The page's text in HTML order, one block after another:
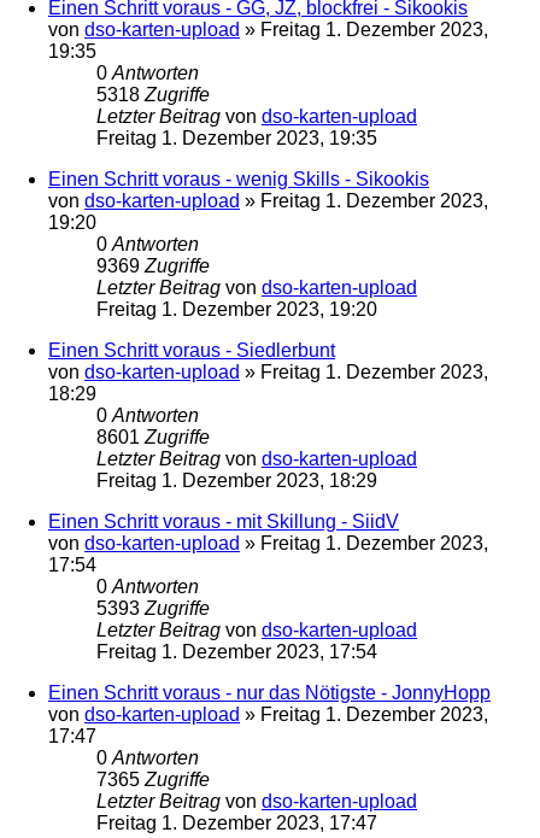
Einen Schritt voraus - GG, JZ, blockfrei - Sikookis
von dso-karten-upload » Freitag 1. Dezember 2023,
19:35
0Antworten
5318Zugriffe
Letzter Beitrag von dso-karten-upload
Freitag 1. Dezember 2023, 19:35
Einen Schritt voraus - wenig Skills - Sikookis
von dso-karten-upload » Freitag 1. Dezember 2023,
19:20
0Antworten
9369Zugriffe
Letzter Beitrag von dso-karten-upload
Freitag 1. Dezember 2023, 19:20
Einen Schritt voraus - Siedlerbunt
von dso-karten-upload » Freitag 1. Dezember 2023,
18:29
0Antworten
8601Zugriffe
Letzter Beitrag von dso-karten-upload
Freitag 1. Dezember 2023, 18:29
Einen Schritt voraus - mit Skillung - SiidV
von dso-karten-upload » Freitag 1. Dezember 2023,
17:54
0Antworten
5393Zugriffe
Letzter Beitrag von dso-karten-upload
Freitag 1. Dezember 2023, 17:54
Einen Schritt voraus - nur das Nötigste - JonnyHopp
von dso-karten-upload » Freitag 1. Dezember 2023,
17:47
0Antworten
7365Zugriffe
Letzter Beitrag von dso-karten-upload
Freitag 1. Dezember 2023, 17:47